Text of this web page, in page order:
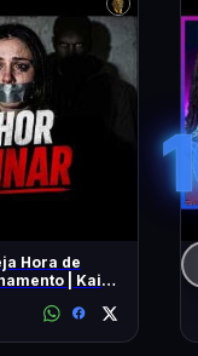
Hora de
| Kaio